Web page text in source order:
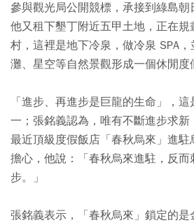
參與觀光局公開競標，承接到綠島
他又租下墾丁附近五甲土地，正在規
村，這裡是地下冷泉，做冷泉 SPA
灘、星空等自然景觀形成一個休閒度
「進步、再進步是巨龍的生命」，
一；張銘義認為，唯有不斷進步求新
最近頂級度假飯店「春秋烏來」進
擔心，他說：「春秋烏來進駐，反而
步。」
張銘義表示，「春秋烏來」鎖定的